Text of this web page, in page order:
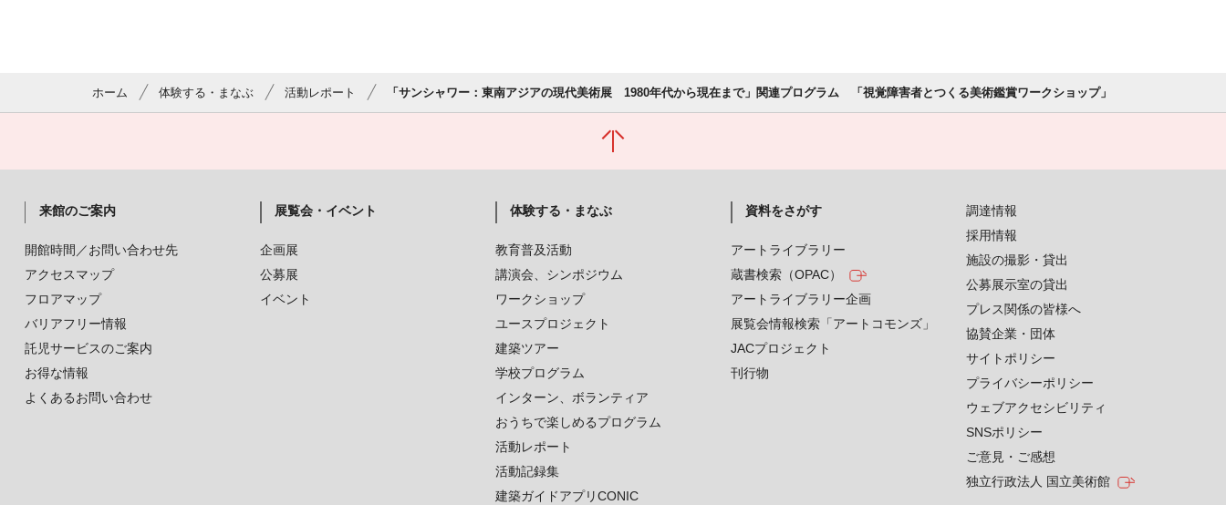
ホーム 体験する・まなぶ 活動レポート 「サンシャワー：東南アジアの現代美術展 1980年代から現在まで」関連プログラム 「視覚障害者とつくる美術鑑賞ワークショップ」
来館のご案内
開館時間／お問い合わせ先
アクセスマップ
フロアマップ
バリアフリー情報
託児サービスのご案内
お得な情報
よくあるお問い合わせ
展覧会・イベント
企画展
公募展
イベント
体験する・まなぶ
教育普及活動
講演会、シンポジウム
ワークショップ
ユースプロジェクト
建築ツアー
学校プログラム
インターン、ボランティア
おうちで楽しめるプログラム
活動レポート
活動記録集
建築ガイドアプリCONIC
資料をさがす
アートライブラリー
蔵書検索（OPAC）
アートライブラリー企画
展覧会情報検索「アートコモンズ」
JACプロジェクト
刊行物
調達情報
採用情報
施設の撮影・貸出
公募展示室の貸出
プレス関係の皆様へ
協賛企業・団体
サイトポリシー
プライバシーポリシー
ウェブアクセシビリティ
SNSポリシー
ご意見・ご感想
独立行政法人 国立美術館